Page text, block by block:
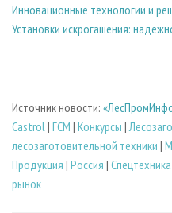
Инновационные технологии и
Установки искрогашения:
Источник новости:
Castrol | ГСМ | Конкурсы |
лесозаготовительной техники |
Продукция | Россия | Спецтехника
рынок